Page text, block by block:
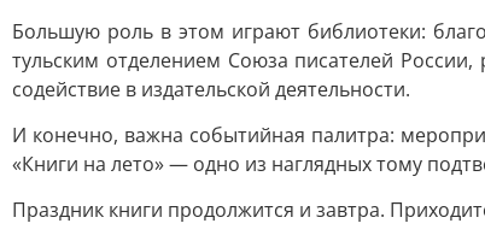
Большую роль в этом играют библиотеки:
тульским отделением Союза писателей
содействие в издательской деятельности.
И конечно, важна событийная палитра:
«Книги на лето» — одно из наглядных тому
Праздник книги продолжится и завтра.